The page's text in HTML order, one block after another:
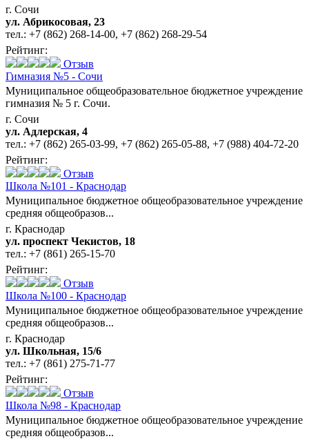
г. Сочи
ул. Абрикосовая, 23
тел.: +7 (862) 268-14-00, +7 (862) 268-29-54
Рейтинг:
Отзыв
Гимназия №5 - Сочи
Муниципальное общеобразовательное бюджетное учреждение
гимназия № 5 г. Сочи.
г. Сочи
ул. Адлерская, 4
тел.: +7 (862) 265-03-99, +7 (862) 265-05-88, +7 (988) 404-72-20
Рейтинг:
Отзыв
Школа №101 - Краснодар
Муниципальное бюджетное общеобразовательное учреждение
средняя общеобразов...
г. Краснодар
ул. проспект Чекистов, 18
тел.: +7 (861) 265-15-70
Рейтинг:
Отзыв
Школа №100 - Краснодар
Муниципальное бюджетное общеобразовательное учреждение
средняя общеобразов...
г. Краснодар
ул. Школьная, 15/6
тел.: +7 (861) 275-71-77
Рейтинг:
Отзыв
Школа №98 - Краснодар
Муниципальное бюджетное общеобразовательное учреждение
средняя общеобразов...